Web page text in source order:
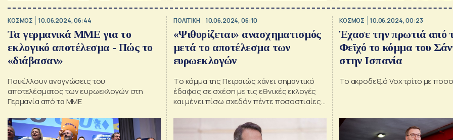
ΚΟΣΜΟΣ 10.06.2024, 06:44
Τα γερμανικά ΜΜΕ για το
εκλογικό αποτέλεσμα - Πώς το
«διάβασαν»
Ποικίλλουν αναγνώσεις του
αποτελέσματος των ευρωεκλογών στη
Γερμανία από τα ΜΜΕ
ΠΟΛΙΤΙΚΗ 10.06.2024, 06:10
«Ψιθυρίζεται» ανασχηματισμός
μετά το αποτέλεσμα των
ευρωεκλογών
Tο κόμμα της Πειραιώς χάνει σημαντικό
έδαφος σε σχέση με τις εθνικές εκλογές
και μένει πίσω σχεδόν πέντε ποσοστιαίες
προηγούμενων ευρωεκλογών
ΚΟΣΜΟΣ 10.06.2024, 00:23
Έχασε την πρωτιά από
Φεϊχό το κόμμα του
στην Ισπανία
Το ακροδεξιό Vox τρίτο με